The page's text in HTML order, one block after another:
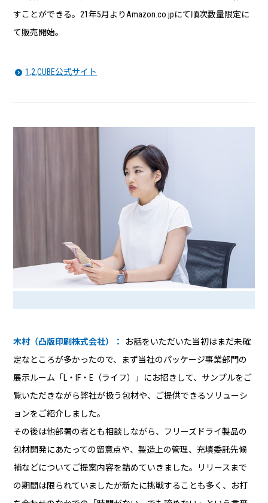
すことができる。21年5月よりAmazon.co.jpにて順次数量限定に
て販売開始。
1,2,CUBE公式サイト
木村（凸版印刷株式会社）：
お話をいただいた当初はまだ未確
定なところが多かったので、まず当社のパッケージ事業部門の
展示ルーム「L・IF・E（ライフ）」にお招きして、サンプルをご
覧いただきながら弊社が扱う包材や、ご提供できるソリューシ
ョンをご紹介しました。
その後は他部署の者とも相談しながら、フリーズドライ製品の
包材開発にあたっての留意点や、製造上の管理、充填委託先候
補などについてご提案内容を詰めていきました。リリースまで
の期間は限られていましたが新たに挑戦することも多く、お打